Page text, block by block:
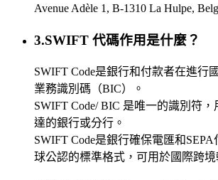
Avenue Adèle 1, B-1310 La Hulpe,
3.SWIFT 代碼作用是什麼？
SWIFT Code是銀行和付款者在進行
業務識別碼（BIC）。
SWIFT Code/ BIC 是唯一的識別符，
達的銀行或分行。
SWIFT Code是銀行確保電匯和
球公認的標準格式，可用於國際跨境